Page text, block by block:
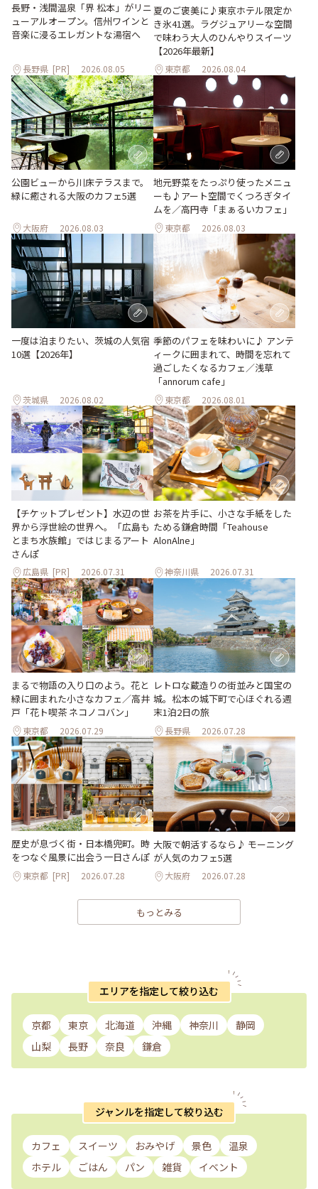
長野・浅間温泉「界 松本」がリニ
ューアルオープン。信州ワインと
音楽に浸るエレガントな湯宿へ
長野県 [PR] 2026.08.05
夏のご褒美に♪東京ホテル限定か
き氷41選。ラグジュアリーな空間
で味わう大人のひんやりスイーツ
【2026年最新】
東京都 2026.08.04
公園ビューから川床テラスまで。
緑に癒される大阪のカフェ5選
大阪府 2026.08.03
地元野菜をたっぷり使ったメニュ
ーも♪アート空間でくつろぎタイ
ムを／高円寺「まぁるいカフェ」
東京都 2026.08.03
一度は泊まりたい、茨城の人気宿
10選【2026年】
茨城県 2026.08.02
季節のパフェを味わいに♪ アンテ
ィークに囲まれて、時間を忘れて
過ごしたくなるカフェ／浅草
「annorum cafe」
東京都 2026.08.01
【チケットプレゼント】水辺の世
界から浮世絵の世界へ。「広島も
とまち水族館」ではじまるアート
さんぽ
広島県 [PR] 2026.07.31
お茶を片手に、小さな手紙をした
ためる鎌倉時間「Teahouse
AlonAlne」
神奈川県 2026.07.31
まるで物語の入り口のよう。花と
緑に囲まれた小さなカフェ／高井
戸「花ト喫茶 ネコノコバン」
東京都 2026.07.29
レトロな蔵造りの街並みと国宝の
城。松本の城下町で心ほぐれる週
末1泊2日の旅
長野県 2026.07.28
歴史が息づく街・日本橋兜町。時
をつなぐ風景に出会う一日さんぽ
東京都 [PR] 2026.07.28
大阪で朝活するなら♪ モーニング
が人気のカフェ5選
大阪府 2026.07.28
もっとみる
エリアを指定して絞り込む
京都 東京 北海道 沖縄 神奈川
静岡
山梨
長野 奈良 鎌倉
ジャンルを指定して絞り込む
カフェ スイーツ おみやげ 景色
温泉
ホテル
ごはん パン 雑貨 イベント